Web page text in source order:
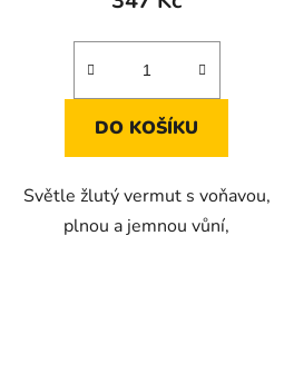
DO KOŠÍKU
Světle žlutý vermut s voňavou,
plnou a jemnou vůní,